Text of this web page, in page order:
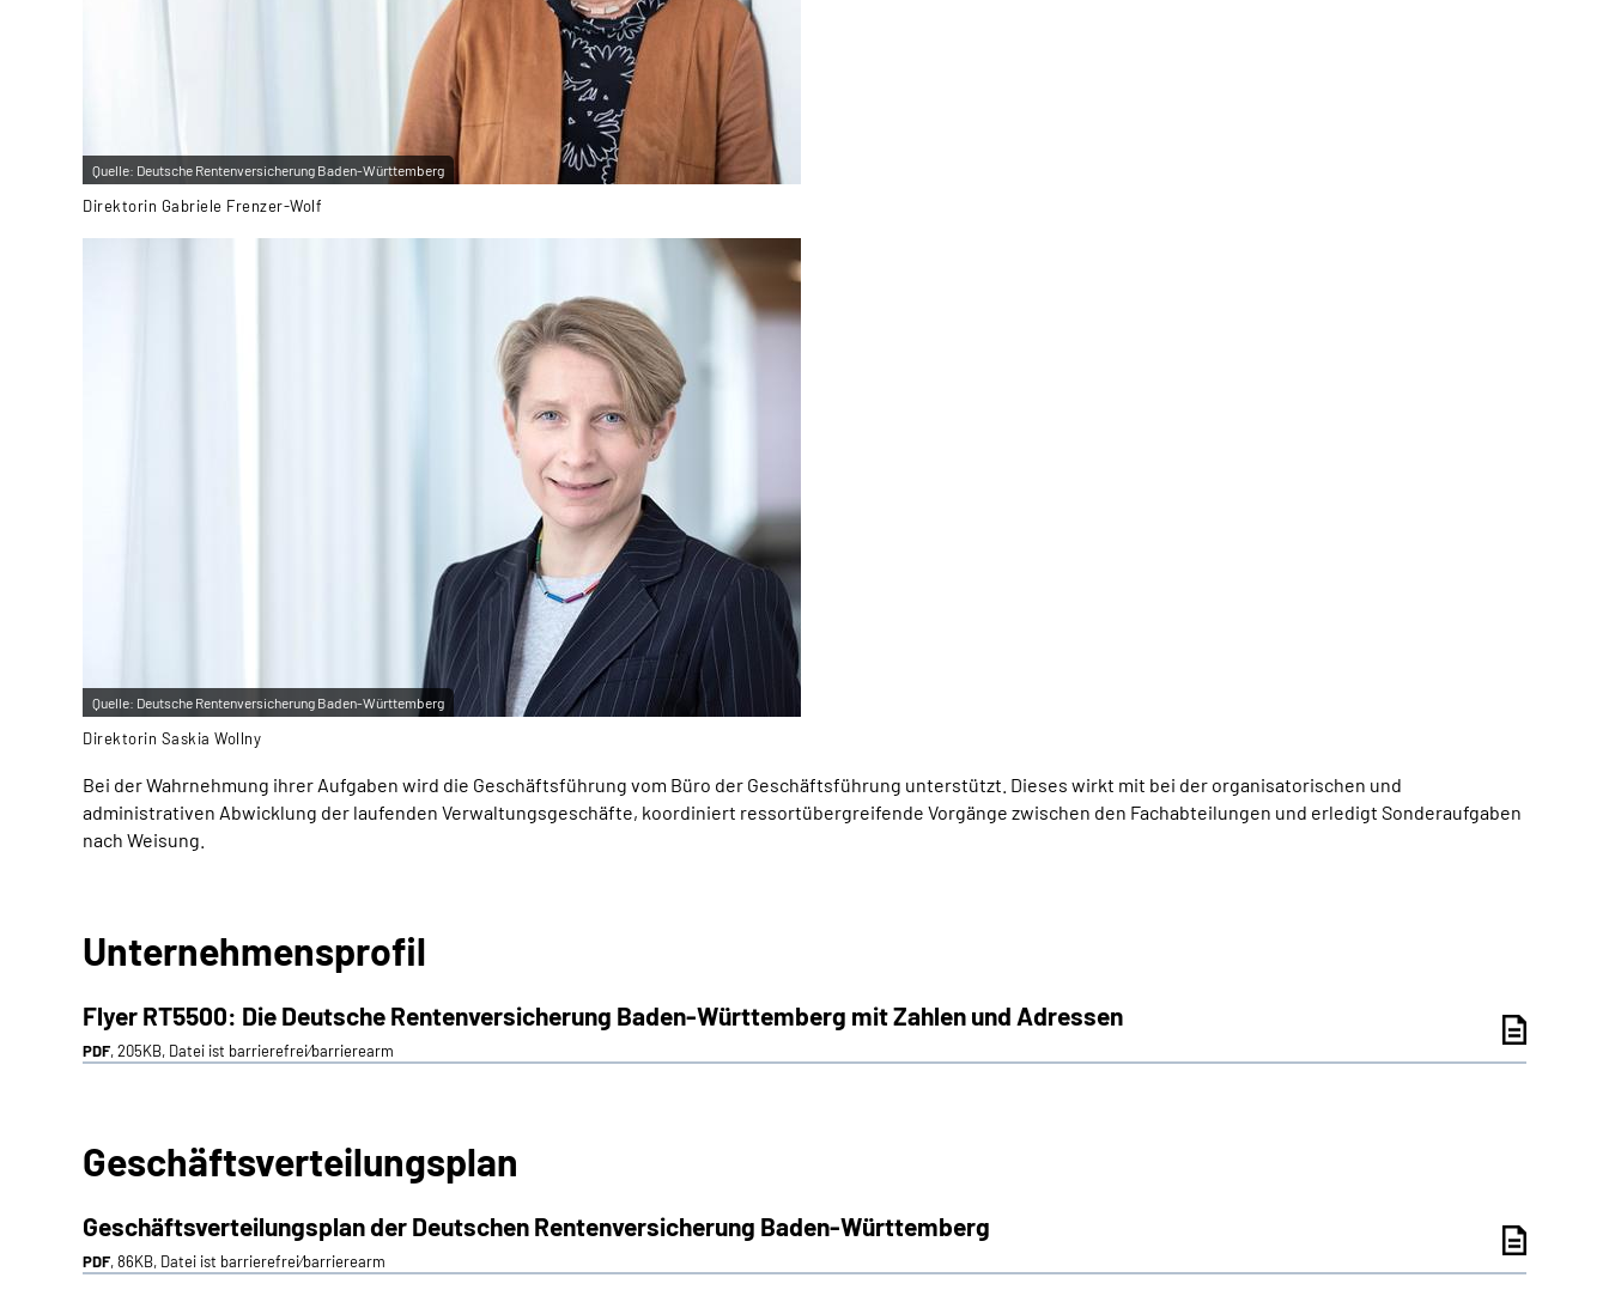
Quelle: Deutsche Rentenversicherung Baden-Württemberg
Direktorin Gabriele Frenzer-Wolf
Quelle: Deutsche Rentenversicherung Baden-Württemberg
Direktorin Saskia Wollny
Bei der Wahrnehmung ihrer Aufgaben wird die Geschäftsführung vom Büro der Geschäftsführung unterstützt. Dieses wirkt mit bei der organisatorischen und
administrativen Abwicklung der laufenden Verwaltungsgeschäfte, koordiniert ressortübergreifende Vorgänge zwischen den Fachabteilungen und erledigt Sonderaufgaben
nach Weisung.
Unternehmensprofil
Flyer RT5500: Die Deutsche Rentenversicherung Baden-Württemberg mit Zahlen und Adressen
PDF, 205KB, Datei ist barrierefrei⁄barrierearm
Geschäftsverteilungsplan
Geschäftsverteilungsplan der Deutschen Rentenversicherung Baden-Württemberg
PDF, 86KB, Datei ist barrierefrei⁄barrierearm